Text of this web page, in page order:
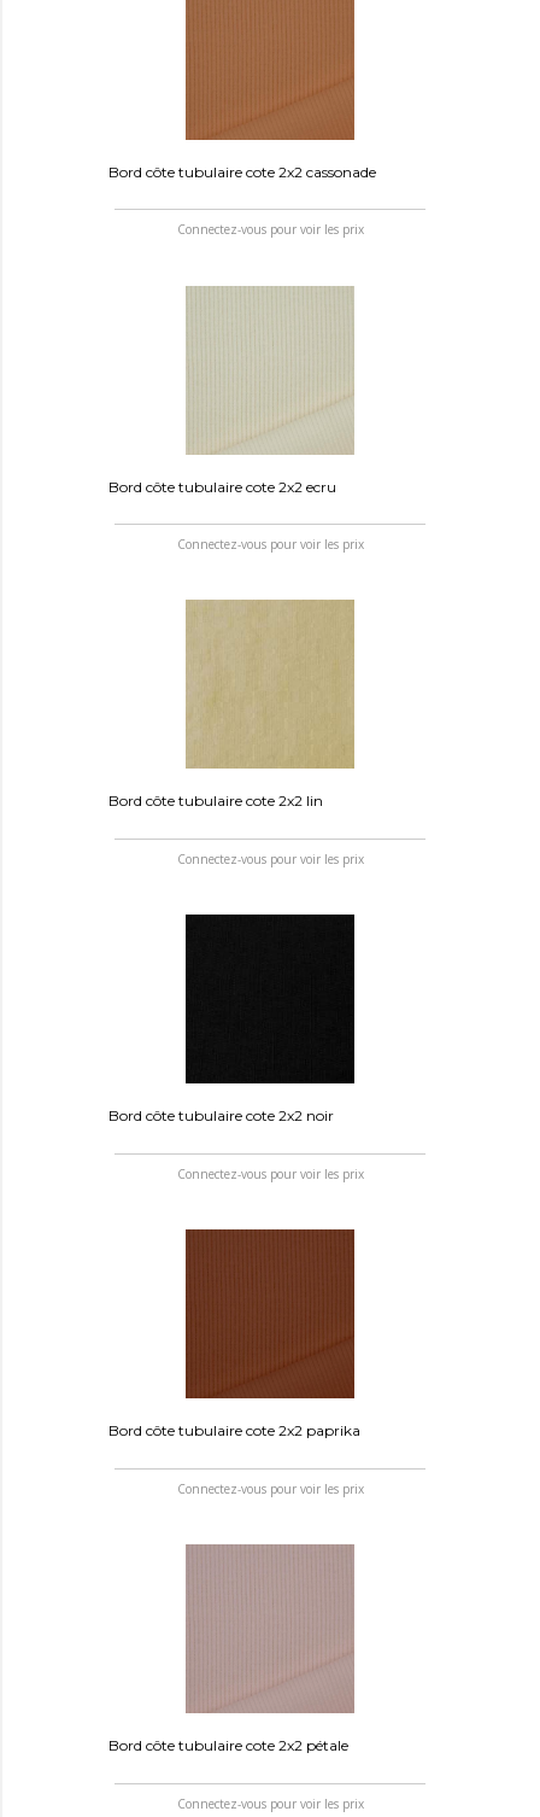
Bord côte tubulaire cote 2x2 cassonade
Connectez-vous pour voir les prix
Bord côte tubulaire cote 2x2 ecru
Connectez-vous pour voir les prix
Bord côte tubulaire cote 2x2 lin
Connectez-vous pour voir les prix
Bord côte tubulaire cote 2x2 noir
Connectez-vous pour voir les prix
Bord côte tubulaire cote 2x2 paprika
Connectez-vous pour voir les prix
Bord côte tubulaire cote 2x2 pétale
Connectez-vous pour voir les prix